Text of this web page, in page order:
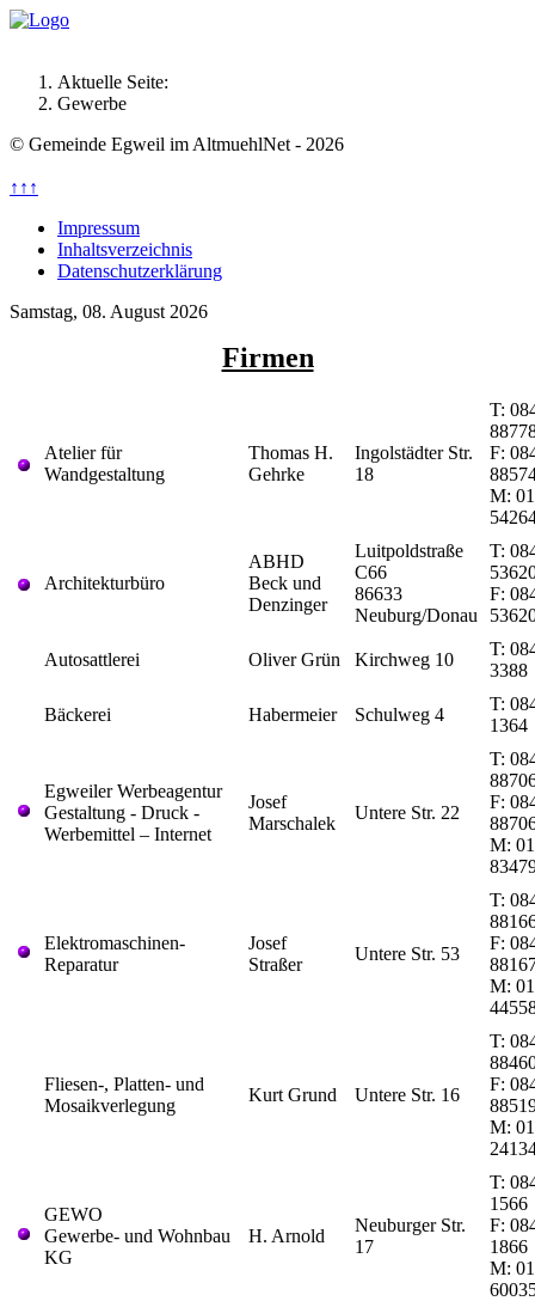
Aktuelle Seite:
Gewerbe
© Gemeinde Egweil im AltmuehlNet - 2026
↑↑↑
Impressum
Inhaltsverzeichnis
Datenschutzerklärung
Samstag, 08. August 2026
Firmen
Atelier für
Wandgestaltung
Thomas H.
Gehrke
Ingolstädter Str.
18
T:
F:
M:
Architekturbüro
ABHD
Beck und
Denzinger
Luitpoldstraße
C66
86633
Neuburg/Donau
T:
F:
Autosattlerei Oliver Grün Kirchweg 10
T:
3388
Bäckerei Habermeier Schulweg 4
T:
1364
Egweiler Werbeagentur
Gestaltung - Druck -
Werbemittel – Internet
Josef
Marschalek
Untere Str. 22
T:
F:
M:
Elektromaschinen-
Reparatur
Josef
Straßer
Untere Str. 53
T:
F:
M:
Fliesen-, Platten- und
Mosaikverlegung
Kurt Grund Untere Str. 16
T:
F:
M:
GEWO
Gewerbe- und Wohnbau
KG
H. Arnold
Neuburger Str.
17
T:
1566
F:
1866
M: